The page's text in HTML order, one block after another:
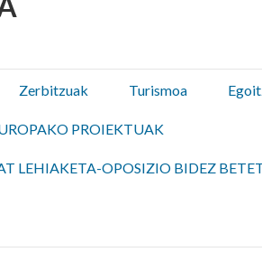
Zerbitzuak Turismoa
PROIEKTUAK
LEHIAKETA-OPOSIZIO BIDEZ